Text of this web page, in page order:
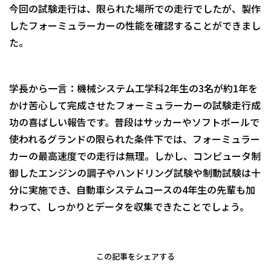
今回の試験走行は、限られた場所での走行でしたが、製作
したフォーミュラーカーの性能を確認することができまし
た。
学長から一言：機械システム工学科2年生の3名が約1年を
かけ苦心して完成させたフォーミュラーカーの試験走行成
功の喜ばしい報告です。普段はサッカーやソフトボールで
使われるグランドの限られた条件下では、フォーミュラー
カーの最高速度での走行は無理。しかし、コンピュータ制
御したエンジンの調子やハンドリング試験や制動試験は十
分に実施でき、自動車システムコースの4年生の先輩も加
わって、しっかりとデータを収集できたことでしょう。
この記事をシェアする